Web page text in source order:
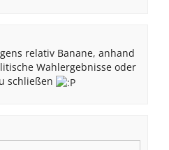
relativ Banane, anhand
Wahlergebnisse oder
schließen